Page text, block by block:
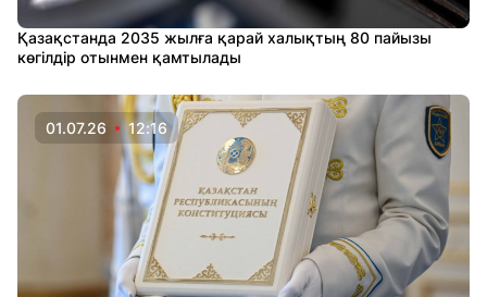
Қазақстанда 2035 жылға қарай халықтың 80 пайызы
көгілдір отынмен қамтылады
01.07.26 12:16